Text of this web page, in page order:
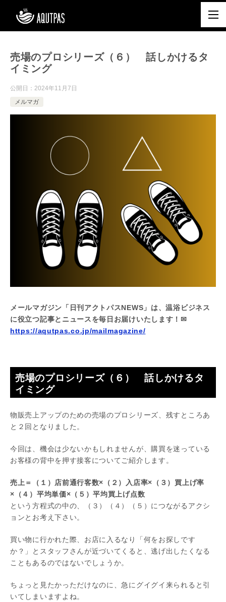
売場のプロシリーズ（６） 話しかけるタ
イミング
公開日： 2024年11月7日
メルマガ
メールマガジン「日刊アクトパスNEWS」は、温浴ビジネス
に役立つ記事とニュースを毎日お届けいたします！✉
https://aqutpas.co.jp/mailmagazine/
売場のプロシリーズ（６） 話しかけるタ
イミング
物販売上アップのための売場のプロシリーズ、残すところあ
と２回となりました。
今回は、機会は少ないかもしれませんが、購買を迷っている
お客様の背中を押す接客についてご紹介します。
売上＝（１）店前通行客数×（２）入店率×（３）買上げ率
×（４）平均単価×（５）平均買上げ点数
という方程式の中の、（３）（４）（５）につながるアクシ
ョンとお考え下さい。
買い物に行かれた際、お店に入るなり「何をお探しです
か？」とスタッフさんが近づいてくると、逃げ出したくなる
こともあるのではないでしょうか。
ちょっと見たかっただけなのに、急にグイグイ来られると引
いてしまいますよね。